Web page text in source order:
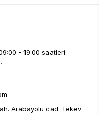
- 19:00 saatleri
Arabayolu cad. Tekev